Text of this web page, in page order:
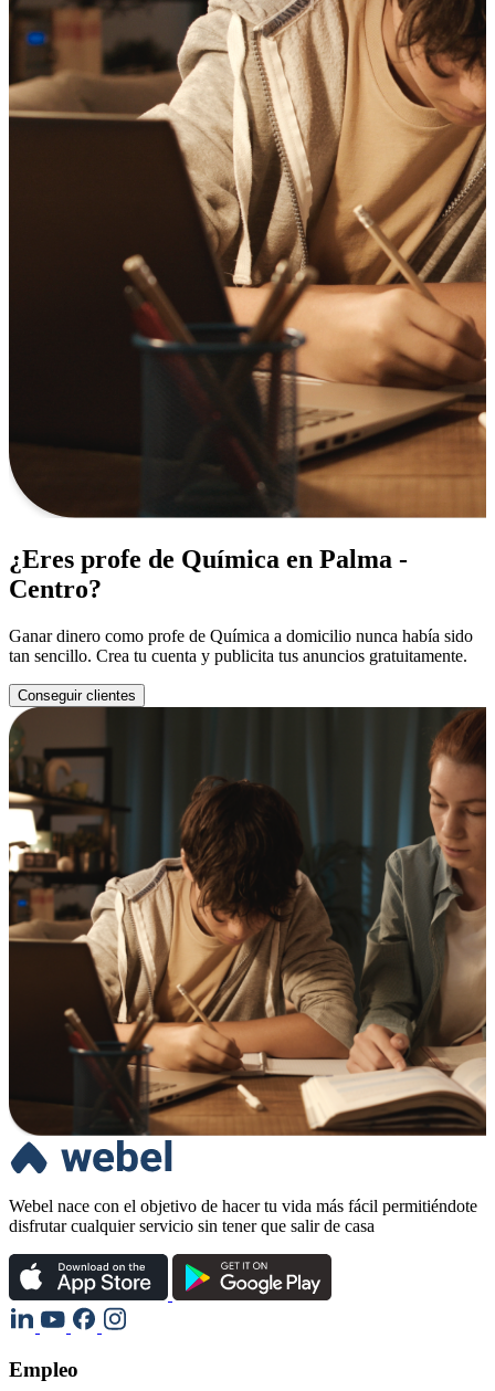
¿Eres profe de Química en Palma -
Centro?
Ganar dinero como profe de Química a domicilio nunca había sido
tan sencillo. Crea tu cuenta y publicita tus anuncios gratuitamente.
Conseguir clientes
Webel nace con el objetivo de hacer tu vida más fácil permitiéndote
disfrutar cualquier servicio sin tener que salir de casa
Empleo